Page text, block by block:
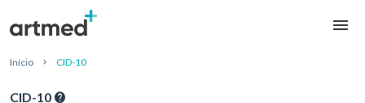
Início CID-10
CID-10